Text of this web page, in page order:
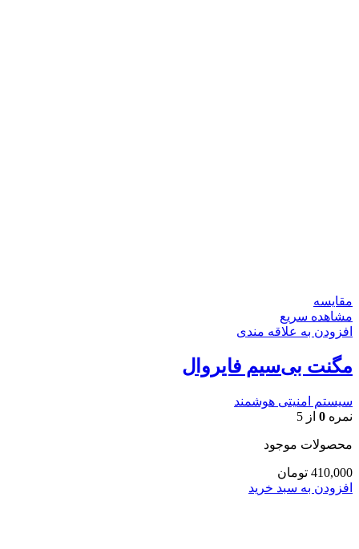
مقایسه
مشاهده سریع
افزودن به علاقه مندی
مگنت بی‌سیم فایروال
سیستم امنیتی هوشمند
نمره 0 از 5
محصولات موجود
410,000 تومان
افزودن به سبد خرید